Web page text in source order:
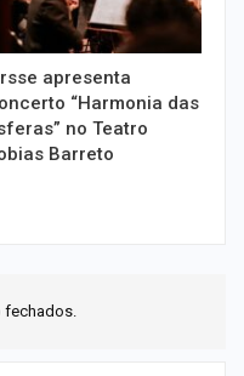
apresenta
“Harmonia das
no Teatro
Barreto
fechados.